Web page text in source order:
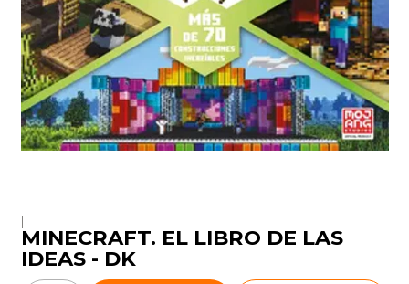
|
MINECRAFT. EL LIBRO DE LAS
IDEAS - DK